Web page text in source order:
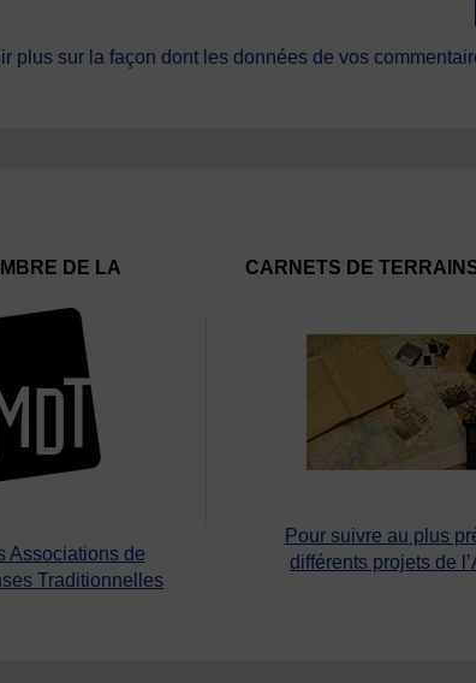
plus sur la façon dont les données de vos
DE LA
Associations de
Traditionnelles
CARNETS DE
Pour suivre au plus
différents projets de